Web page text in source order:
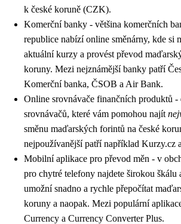
k české koruně (CZK).
Komerční banky - většina komerčních
republice nabízí online směnárny, kde si
aktuální kurzy a provést převod
koruny. Mezi nejznámější banky patří
Komerční banka, ČSOB a Air Bank.
Online srovnávače finančních produktů -
srovnávačů, které vám pomohou najít
směnu maďarských forintů na české
nejpoužívanější patří například Kurzy.cz
Mobilní aplikace pro převod měn - v
pro chytré telefony najdete širokou škálu
umožní snadno a rychle přepočítat
koruny a naopak. Mezi populární
Currency a Currency Converter Plus.